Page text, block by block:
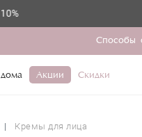
Способы
Акции Скидки
Кремы для лица